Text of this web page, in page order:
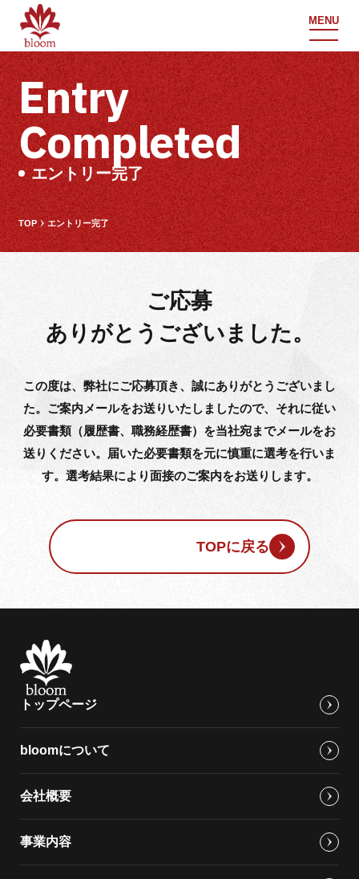
MENU
Entry
Completed
エントリー完了
TOP エントリー完了
ご応募
ありがとうございました。
この度は、弊社にご応募頂き、誠にありがとうございまし
た。 ご案内メールをお送りいたしましたので、それに従い
必要書類（履歴書、職務経歴書）を当社宛までメールをお
送りください。
届いた必要書類を元に慎重に選考を行いま
す。選考結果により面接のご案内をお送りします。
TOPに戻る
トップページ
bloomについて
会社概要
事業内容